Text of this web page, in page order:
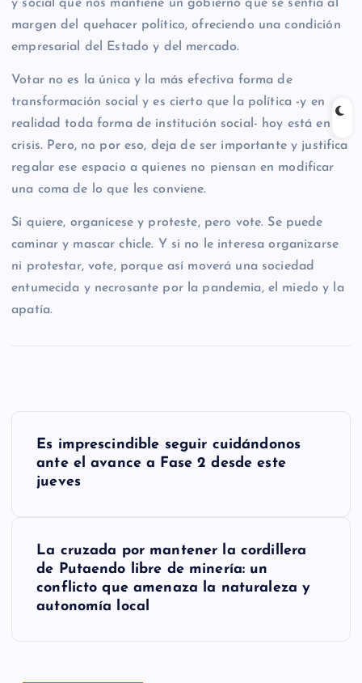
y social que nos mantiene un gobierno que se sentía al
margen del quehacer político, ofreciendo una condición
empresarial del Estado y del mercado.
Votar no es la única y la más efectiva forma de
transformación social y es cierto que la política -y en
realidad toda forma de institución social- hoy está en
crisis. Pero, no por eso, deja de ser importante y justifica
regalar ese espacio a quienes no piensan en modificar
una coma de lo que les conviene.
Si quiere, organícese y proteste, pero vote. Se puede
caminar y mascar chicle. Y si no le interesa organizarse
ni protestar, vote, porque así moverá una sociedad
entumecida y necrosante por la pandemia, el miedo y la
apatía.
Es imprescindible seguir cuidándonos
ante el avance a Fase 2 desde este
jueves
La cruzada por mantener la cordillera
de Putaendo libre de minería: un
conflicto que amenaza la naturaleza y
autonomía local